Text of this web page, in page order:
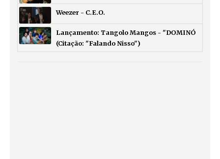
Weezer - C.E.O.
Lançamento: Tangolo Mangos - "DOMINÓ
(Citação: "Falando Nisso")